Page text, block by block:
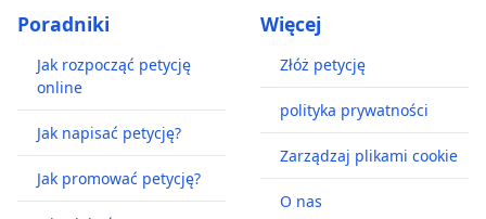
Poradniki
Jak rozpocząć petycję
online
Jak napisać petycję?
Jak promować petycję?
Więcej
Złóż petycję
polityka prywatności
Zarządzaj plikami cookie
O nas